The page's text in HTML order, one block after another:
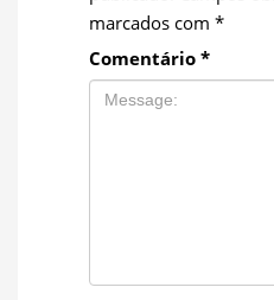
marcados com *
Comentário *